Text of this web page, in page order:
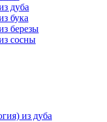
дуба
бука
березы
сосны
из дуба